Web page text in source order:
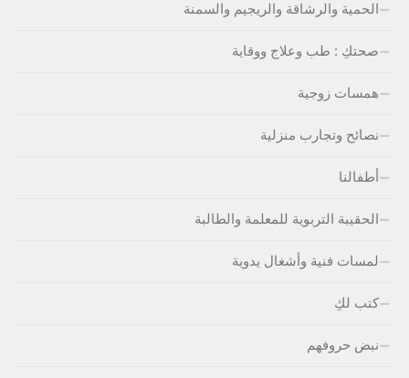
الحمية والرشاقة والريجيم والسمنة
صحتكِ : طب وعلاج ووقاية
همسات زوجية
نصائح وتجارب منزلية
أطفالنا
الحقيبة التربوية للمعلمة والطالبة
لمسات فنية وأشغال يدوية
كتب لكِ
نبض حروفهم